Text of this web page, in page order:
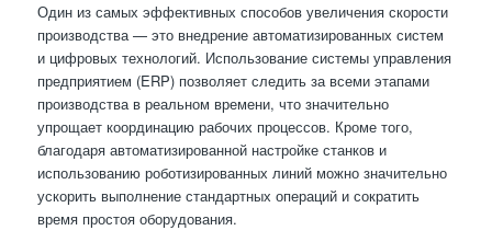
Один из самых эффективных способов увеличения скорости
производства — это внедрение автоматизированных систем
и цифровых технологий. Использование системы управления
предприятием (ERP) позволяет следить за всеми этапами
производства в реальном времени, что значительно
упрощает координацию рабочих процессов. Кроме того,
благодаря автоматизированной настройке станков и
использованию роботизированных линий можно значительно
ускорить выполнение стандартных операций и сократить
время простоя оборудования.